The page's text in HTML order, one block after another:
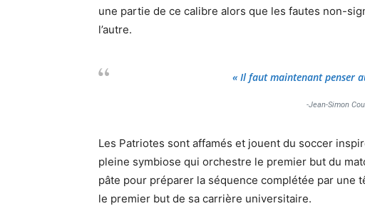
une partie de ce calibre alors que les fautes non-
l’autre.
« Il faut maintenant penser
-Jean-Simon
Les Patriotes sont affamés et jouent du soccer
pleine symbiose qui orchestre le premier but du
pâte pour préparer la séquence complétée par une
le premier but de sa carrière universitaire.